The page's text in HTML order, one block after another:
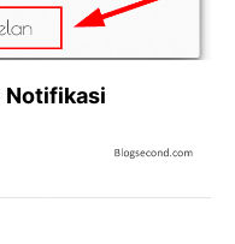
Notifikasi